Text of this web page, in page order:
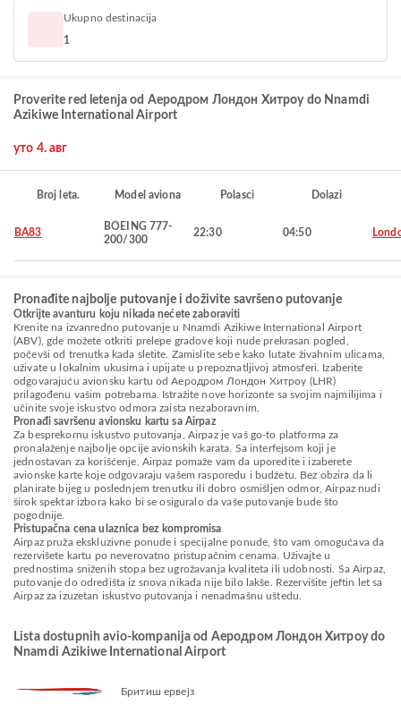
Ukupno destinacija
1
Proverite red letenja od Аеродром Лондон Хитроу do Nnamdi
Azikiwe International Airport
уто 4. авг
Broj leta. Model aviona Polasci Dolazi
BA83
BOEING 777-
200/300
22:30 04:50
Pronađite najbolje putovanje i doživite savršeno putovanje
Otkrijte avanturu koju nikada nećete zaboraviti
Krenite na izvanredno putovanje u Nnamdi Azikiwe International Airport
(ABV), gde možete otkriti prelepe gradove koji nude prekrasan pogled,
počevši od trenutka kada sletite. Zamislite sebe kako lutate živahnim ulicama,
uživate u lokalnim ukusima i upijate u prepoznatljivoj atmosferi. Izaberite
odgovarajuću avionsku kartu od Аеродром Лондон Хитроу (LHR)
prilagođenu vašim potrebama. Istražite nove horizonte sa svojim najmilijima i
učinite svoje iskustvo odmora zaista nezaboravnim.
Pronađi savršenu avionsku kartu sa Airpaz
Za besprekornu iskustvo putovanja, Airpaz je vaš go-to platforma za
pronalaženje najbolje opcije avionskih karata. Sa interfejsom koji je
jednostavan za korišćenje, Airpaz pomaže vam da uporedite i izaberete
avionske karte koje odgovaraju vašem rasporedu i budžetu. Bez obzira da li
planirate bijeg u poslednjem trenutku ili dobro osmišljen odmor, Airpaz nudi
širok spektar izbora kako bi se osiguralo da vaše putovanje bude što
pogodnije.
Pristupačna cena ulaznica bez kompromisa
Airpaz pruža ekskluzivne ponude i specijalne ponude, što vam omogućava da
rezervišete kartu po neverovatno pristupačnim cenama. Uživajte u
prednostima sniženih stopa bez ugrožavanja kvaliteta ili udobnosti. Sa Airpaz,
putovanje do odredišta iz snova nikada nije bilo lakše. Rezervišite jeftin let sa
Airpaz za izuzetan iskustvo putovanja i nenadmašnu uštedu.
Lista dostupnih avio-kompanija od Аеродром Лондон Хитроу do
Nnamdi Azikiwe International Airport
Бритиш ервејз